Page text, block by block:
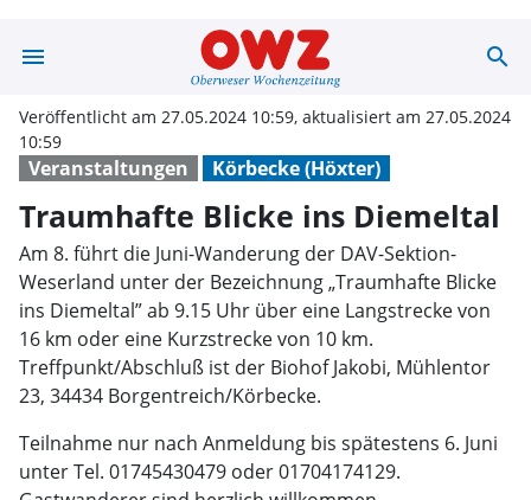
menu Traumhafte search
Veranstaltungen Körbecke (Höxter)
Veröffentlicht am 27.05.2024 10:59, aktualisiert am 27.05.2024
10:59
Traumhafte Blicke ins Diemeltal
Am 8. führt die Juni-Wanderung der DAV-Sektion-
Weserland unter der Bezeichnung „Traumhafte Blicke
ins Diemeltal” ab 9.15 Uhr über eine Langstrecke von
16 km oder eine Kurzstrecke von 10 km.
Treffpunkt/Abschluß ist der Biohof Jakobi, Mühlentor
23, 34434 Borgentreich/Körbecke.
Teilnahme nur nach Anmeldung bis spätestens 6. Juni
unter Tel. 01745430479 oder 01704174129.